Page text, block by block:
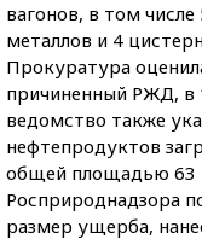
вагонов, в том
металлов и 4
Прокуратура
причиненный РЖД, в
ведомство также
нефтепродуктов
общей площадью 63
Росприроднадзора
размер ущерба,